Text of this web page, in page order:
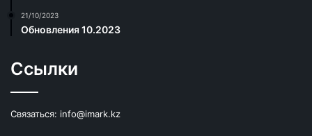
21/10/2023
Обновления 10.2023
Ссылки
Связаться: info@imark.kz